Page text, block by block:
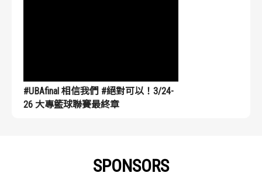
#UBAfinal 相信我們 #絕對可以！3/24-
26 大專籃球聯賽最終章
SPONSORS